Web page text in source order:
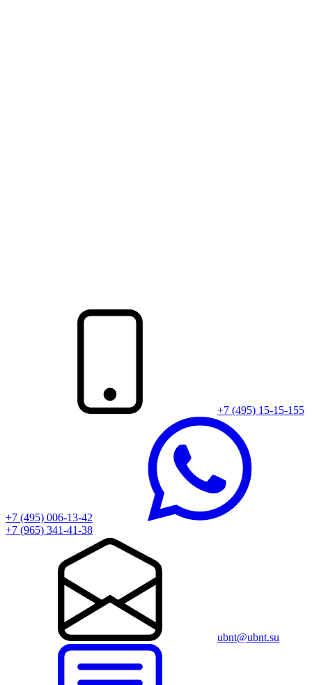
+7 (495) 15-15-155
+7 (495) 006-13-42
+7 (965) 341-41-38
ubnt@ubnt.su